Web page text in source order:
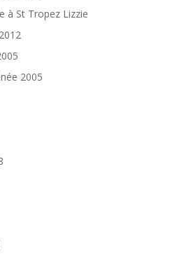
à St Tropez Lizzie
2005